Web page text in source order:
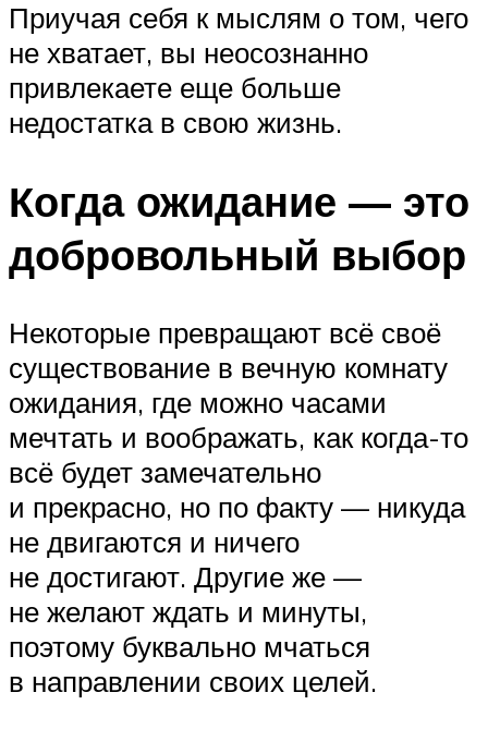
Приучая себя к мыслям о том, чего
не хватает, вы неосознанно
привлекаете еще больше
недостатка в свою жизнь.
Когда ожидание — это
добровольный выбор
Некоторые превращают всё своё
существование в вечную комнату
ожидания, где можно часами
мечтать и воображать, как когда-то
всё будет замечательно
и прекрасно, но по факту — никуда
не двигаются и ничего
не достигают. Другие же —
не желают ждать и минуты,
поэтому буквально мчаться
в направлении своих целей.